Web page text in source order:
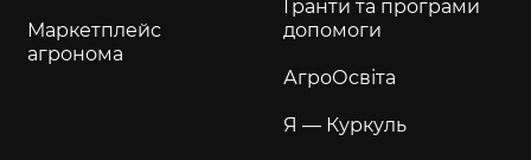
Маркетплейс
агронома
Гранти та програми
допомоги
АгроОсвіта
Я — Куркуль